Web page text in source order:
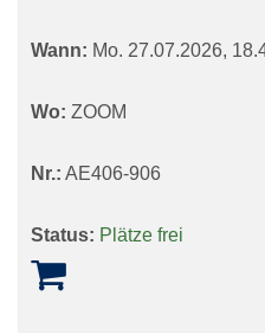
Wann: Mo. 27.07.2026,
Wo: ZOOM
Nr.: AE406-906
Status: Plätze frei